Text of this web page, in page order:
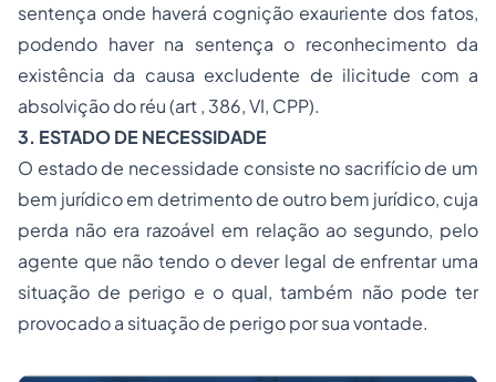
sentença onde haverá cognição exauriente dos fatos,
podendo haver na sentença o reconhecimento da
existência da causa excludente de ilicitude com a
absolvição do réu (art , 386, VI, CPP).
3. ESTADO DE NECESSIDADE
O estado de necessidade consiste no sacrifício de um
bem jurídico em detrimento de outro bem jurídico, cuja
perda não era razoável em relação ao segundo, pelo
agente que não tendo o dever legal de enfrentar uma
situação de perigo e o qual, também não pode ter
provocado a situação de perigo por sua vontade.